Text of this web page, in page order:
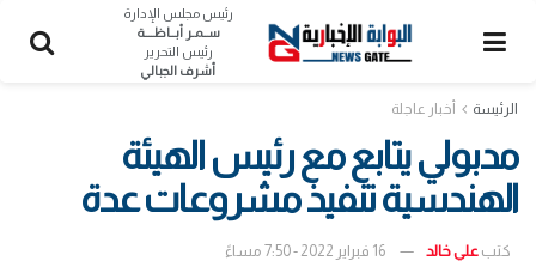
رئيس مجلس الإدارة
ســمـر أبــاظــــة
رئيس التحرير
أشرف الجبالي
الرئيسة أخبار عاجلة
مدبولي يتابع مع رئيس الهيئة
الهندسية تنفيذ مشروعات عدة
كتب علي خالد 16 فبراير 2022 - 7:50 مساءً